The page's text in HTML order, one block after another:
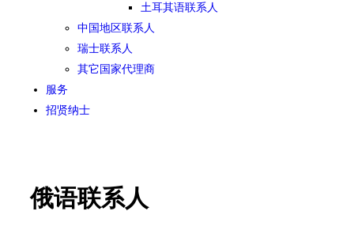
土耳其语联系人
中国地区联系人
瑞士联系人
其它国家代理商
服务
招贤纳士
俄语联系人